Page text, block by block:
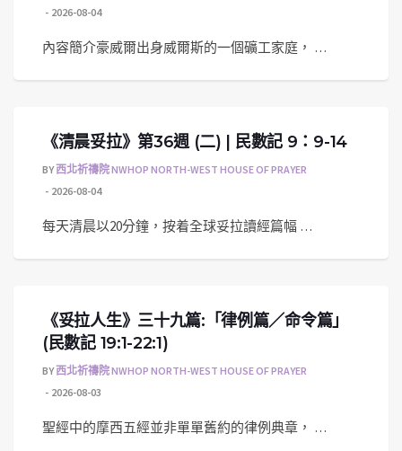
2026-08-04
內容簡介豪威爾出身威爾斯的一個礦工家庭， …
《清晨妥拉》第36週 (二) | 民數記 9：9-14
BY西北祈禱院 NWHOP NORTH-WEST HOUSE OF PRAYER
2026-08-04
每天清晨以20分鐘，按着全球妥拉讀經篇幅 …
《妥拉人生》三十九篇:「律例篇／命令篇」
(民數記 19:1-22:1)
BY西北祈禱院 NWHOP NORTH-WEST HOUSE OF PRAYER
2026-08-03
聖經中的摩西五經並非單單舊約的律例典章， …